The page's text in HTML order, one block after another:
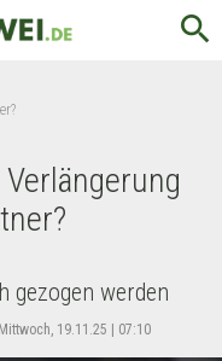
search
gezogen werden
19.11.25 | 07:10